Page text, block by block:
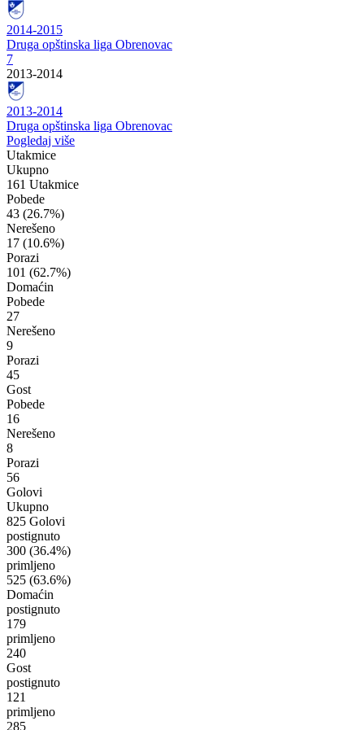
2014-2015
Druga opštinska liga Obrenovac
7
2013-2014
2013-2014
Druga opštinska liga Obrenovac
Pogledaj više
Utakmice
Ukupno
161 Utakmice
Pobede
43 (26.7%)
Nerešeno
17 (10.6%)
Porazi
101 (62.7%)
Domaćin
Pobede
27
Nerešeno
9
Porazi
45
Gost
Pobede
16
Nerešeno
8
Porazi
56
Golovi
Ukupno
825 Golovi
postignuto
300 (36.4%)
primljeno
525 (63.6%)
Domaćin
postignuto
179
primljeno
240
Gost
postignuto
121
primljeno
285